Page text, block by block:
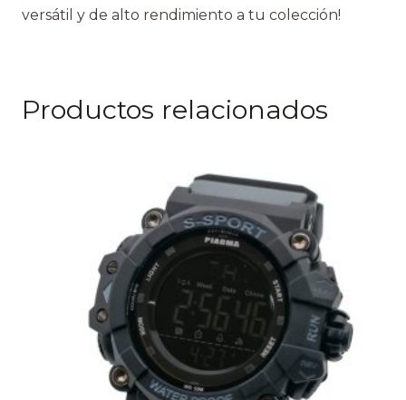
versátil y de alto rendimiento a tu colección!
Productos relacionados